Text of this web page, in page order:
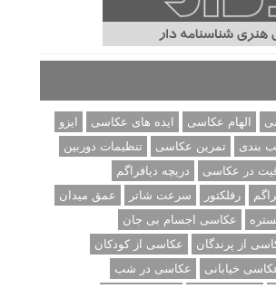
الهام عکاسی ایده های عکاسی
ایزو
بندی تمرین عکاسی
تنظیمات دوربین
در عکاسی
دریچه دیافراگم
رفلکتور سرعت شاتر
عمق میدان
عکاسی اجسام بی جان
از پرندگان
عکاسی از کودکان
خیابانی
عکاسی در شب